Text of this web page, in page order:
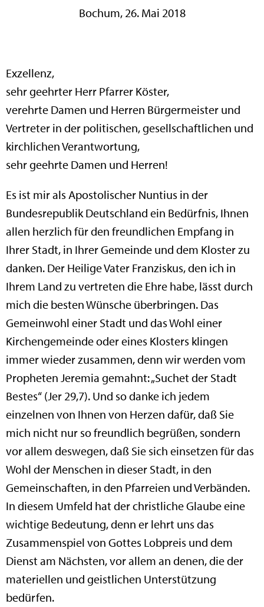
Bochum, 26. Mai 2018
Exzellenz,
sehr geehrter Herr Pfarrer Köster,
verehrte Damen und Herren Bürgermeister und
Vertreter in der politischen, gesellschaftlichen und
kirchlichen Verantwortung,
sehr geehrte Damen und Herren!
Es ist mir als Apostolischer Nuntius in der
Bundesrepublik Deutschland ein Bedürfnis, Ihnen
allen herzlich für den freundlichen Empfang in
Ihrer Stadt, in Ihrer Gemeinde und dem Kloster zu
danken. Der Heilige Vater Franziskus, den ich in
Ihrem Land zu vertreten die Ehre habe, lässt durch
mich die besten Wünsche überbringen. Das
Gemeinwohl einer Stadt und das Wohl einer
Kirchengemeinde oder eines Klosters klingen
immer wieder zusammen, denn wir werden vom
Propheten Jeremia gemahnt: „Suchet der Stadt
Bestes“ (Jer 29,7). Und so danke ich jedem
einzelnen von Ihnen von Herzen dafür, daß Sie
mich nicht nur so freundlich begrüßen, sondern
vor allem deswegen, daß Sie sich einsetzen für das
Wohl der Menschen in dieser Stadt, in den
Gemeinschaften, in den Pfarreien und Verbänden.
In diesem Umfeld hat der christliche Glaube eine
wichtige Bedeutung, denn er lehrt uns das
Zusammenspiel von Gottes Lobpreis und dem
Dienst am Nächsten, vor allem an denen, die der
materiellen und geistlichen Unterstützung
bedürfen.